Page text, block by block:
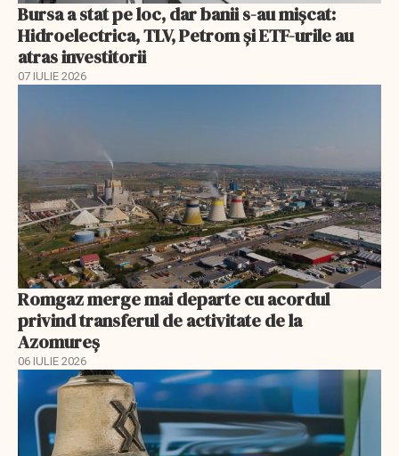
Bursa a stat pe loc, dar banii s-au mișcat:
Hidroelectrica, TLV, Petrom și ETF-urile au
atras investitorii
07 IULIE 2026
Romgaz merge mai departe cu acordul
privind transferul de activitate de la
Azomureș
06 IULIE 2026